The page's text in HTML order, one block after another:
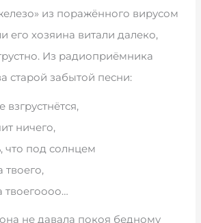
из поражённого вирусом
его хозяина витали далеко,
Из радиоприёмника
старой забытой песни:
взгрустнётся,
ничего,
что под солнцем
твоегоооо…
не давала покоя бедному